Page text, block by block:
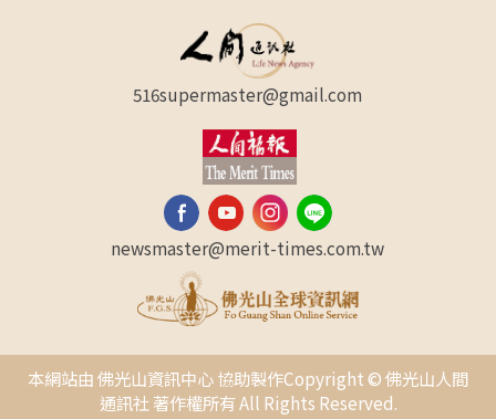
516supermaster@gmail.com
newsmaster@merit-times.com.tw
本網站由 佛光山資訊中心 協助製作Copyright © 佛光山人間
通訊社 著作權所有 All Rights Reserved.